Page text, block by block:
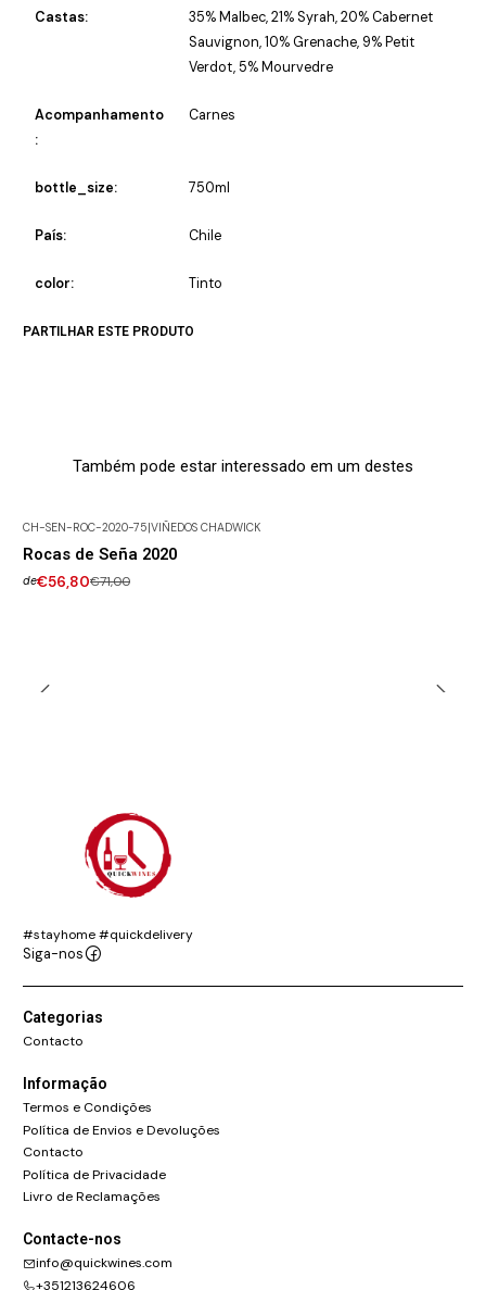
Castas:
35% Malbec, 21% Syrah, 20% Cabernet
Sauvignon, 10% Grenache, 9% Petit
Verdot, 5% Mourvedre
Acompanhamento
:
Carnes
bottle_size: 750ml
País: Chile
color: Tinto
PARTILHAR ESTE PRODUTO
Também pode estar interessado em um destes
CH-SEN-ROC-2020-75|VIÑEDOS CHADWICK
Rocas de Seña 2020
de€56,80€71,00
#stayhome #quickdelivery
Siga-nos
Categorias
Contacto
Informação
Termos e Condições
Política de Envios e Devoluções
Contacto
Política de Privacidade
Livro de Reclamações
Contacte-nos
info@quickwines.com
+351213624606